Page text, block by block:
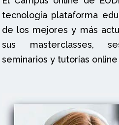
tecnología plataforma
de los mejores y más
sus masterclasses,
seminarios y tutorías